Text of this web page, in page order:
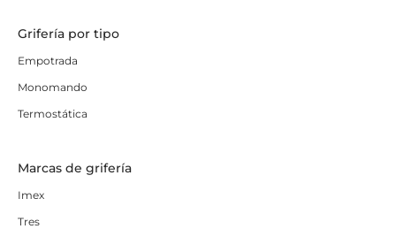
Grifería por tipo
Empotrada
Monomando
Termostática
Marcas de grifería
Imex
Tres